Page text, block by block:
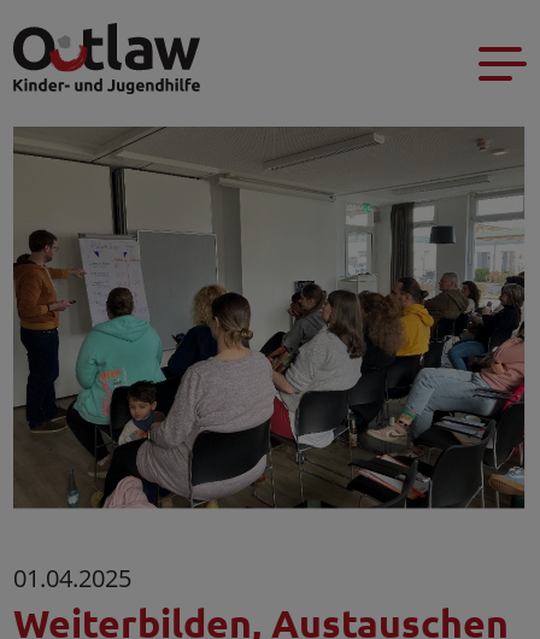
01.04.2025
Weiterbilden, Austauschen